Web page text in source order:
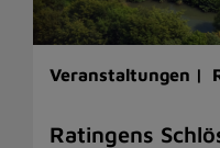
Veranstaltungen |
Ratingens